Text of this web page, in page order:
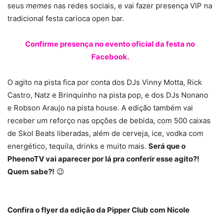
seus memes nas redes sociais, e vai fazer presença VIP na
tradicional festa carioca open bar.
Confirme presença no evento oficial da festa no
Facebook.
O agito na pista fica por conta dos DJs Vinny Motta, Rick
Castro, Natz e Brinquinho na pista pop, e dos DJs Nonano
e Robson Araujo na pista house. A edição também vai
receber um reforço nas opções de bebida, com 500 caixas
de Skol Beats liberadas, além de cerveja, ice, vodka com
energético, tequila, drinks e muito mais. Será que o
PheenoTV vai aparecer por lá pra conferir esse agito?!
Quem sabe?! 😉
Confira o flyer da edição da Pipper Club com Nicole